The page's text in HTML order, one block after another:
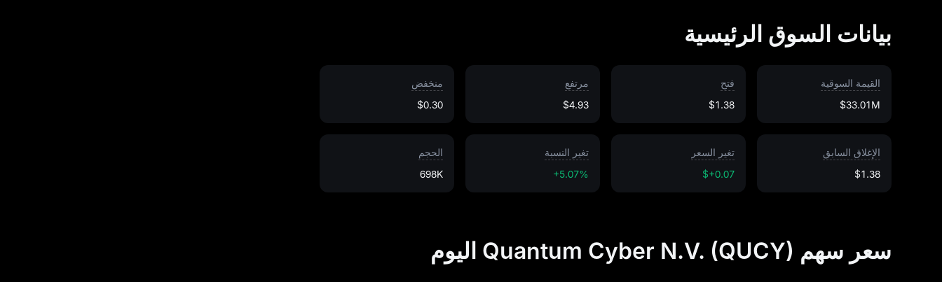
بيانات السوق الرئيسية
القيمة السوقية
$33.01M
فتح
$1.38
مرتفع
$4.93
منخفض
$0.30
الإغلاق السابق
$1.38
تغير السعر
$+0.07
تغير النسبة
+5.07%
الحجم
698K
سعر سهم Quantum Cyber N.V. (QUCY) اليوم